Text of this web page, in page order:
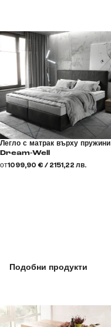
Подобни продукти
Легло с матрак върху пружини
Dream-Well
от1099,90 € / 2151,22 лв.